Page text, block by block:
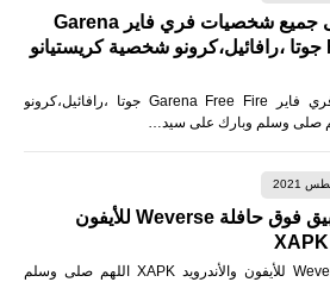
تعرف على جميع شخصيات فري فاير Garena
Free Fire جوتا ،رافائيل،كرونو شخصية كريستيانو
تعرف على جميع شخصيات فري فاير Garena Free Fire جوتا ،رافائيل،كرونو
صلى وسلم وبارك على سيد…
تحميل تطبيق فوق حافلة Weverse للأيفون
تحميل تطبيق فوق حافلة Weverse للأيفون والأندرويد XAPK اللهم صلى وسلم